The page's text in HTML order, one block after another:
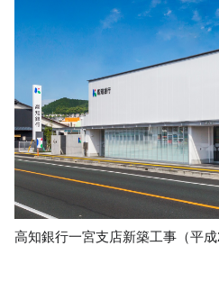
高知銀行一宮支店新築工事（平成